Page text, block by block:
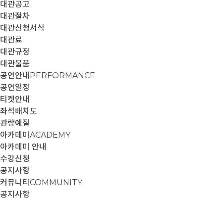
대관공고
대관절차
대관신청서식
대관료
대관규정
대관물품
공연안내 PERFORMANCE
공연일정
티켓안내
좌석배치도
관람예절
아카데미 ACADEMY
아카데미 안내
수강신청
공지사항
커뮤니티 COMMUNITY
공지사항